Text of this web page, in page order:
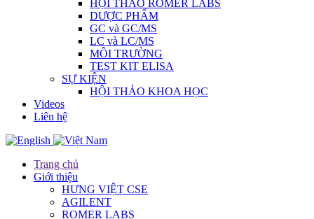
HỘI THẢO ROMER LABS
DƯỢC PHẨM
GC và GC/MS
LC và LC/MS
MÔI TRƯỜNG
TEST KIT ELISA
SỰ KIỆN
HỘI THẢO KHOA HỌC
Videos
Liên hệ
Trang chủ
Giới thiệu
HƯNG VIỆT CSE
AGILENT
ROMER LABS